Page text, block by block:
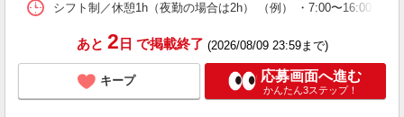
シフト制／休憩1h（夜勤の場合は2h） （例） ・7:00〜16:00 ・
あと 2 日 で掲載終了 (2026/08/09 23:59まで)
キープ 応募画面へ進む
かんたん3ステップ！